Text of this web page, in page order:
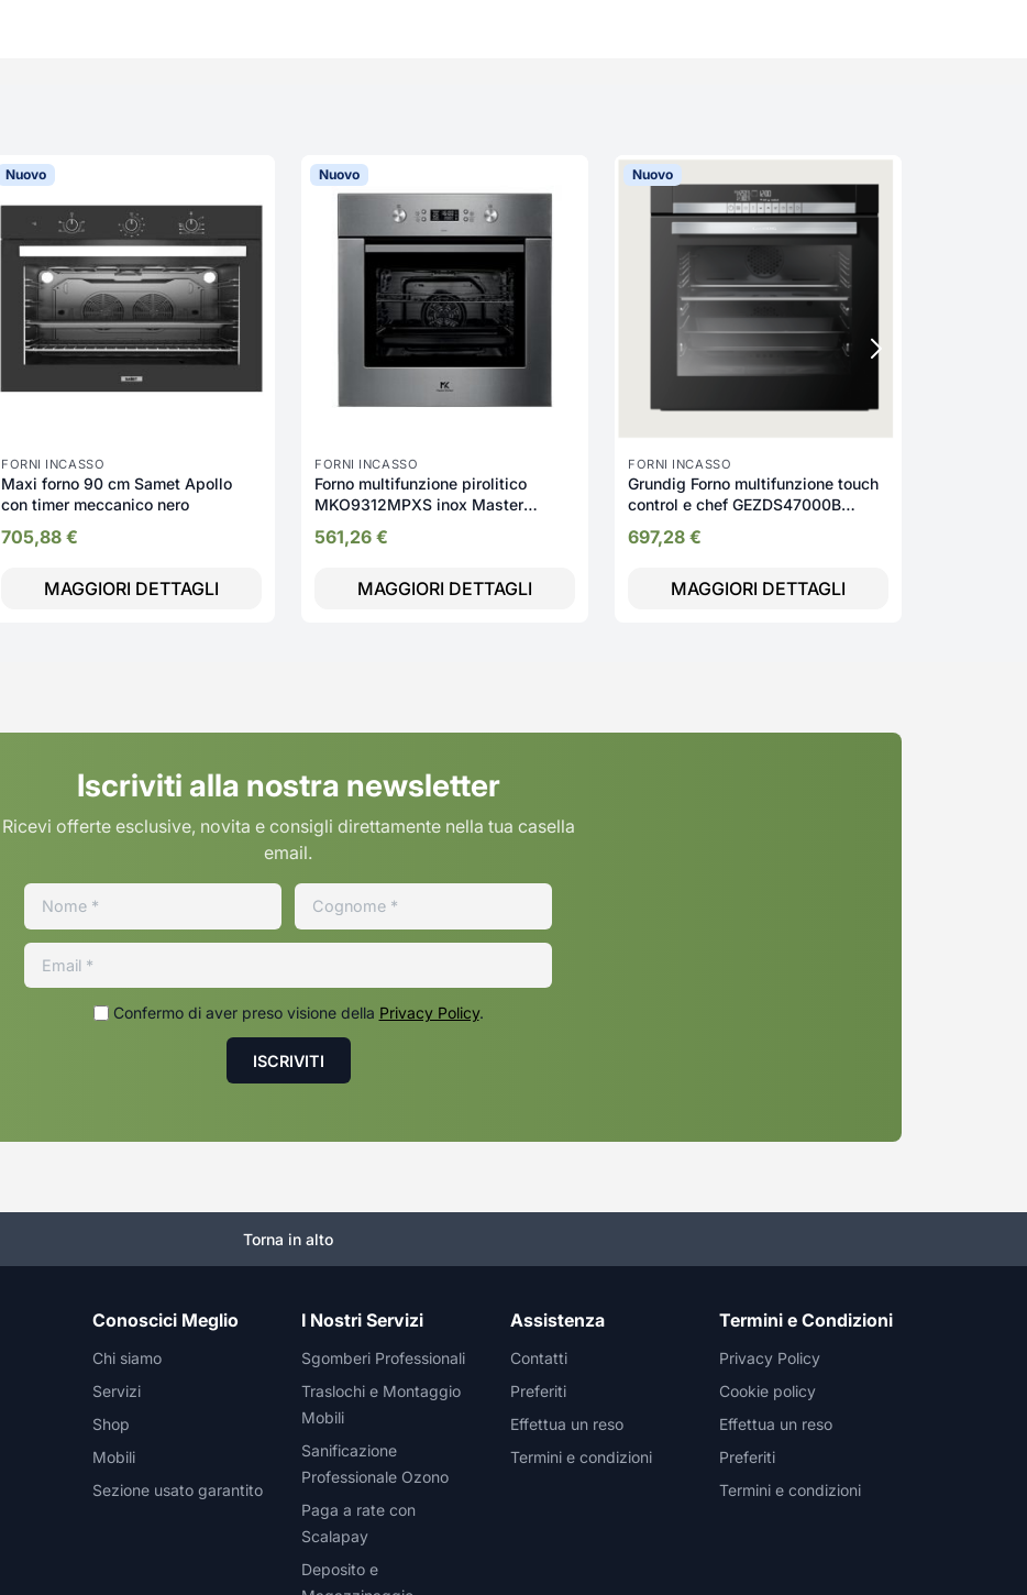
Nuovo
FORNI INCASSO
Maxi forno 90 cm Samet Apollo
con timer meccanico nero
705,88 €
MAGGIORI DETTAGLI
Nuovo
FORNI INCASSO
Forno multifunzione pirolitico
MKO9312MPXS inox Master
561,26 €
MAGGIORI DETTAGLI
Nuovo
FORNI INCASSO
Grundig Forno multifunzione touch
control e chef GEZDS47000B
697,28 €
MAGGIORI DETTAGLI
Iscriviti alla nostra newsletter
Ricevi offerte esclusive, novita e consigli direttamente nella tua casella
email.
Confermo di aver preso visione della Privacy Policy.
Torna in alto
Conoscici Meglio
Chi siamo
Servizi
Shop
Mobili
Sezione usato garantito
I Nostri Servizi
Sgomberi Professionali
Traslochi e Montaggio
Mobili
Sanificazione
Professionale Ozono
Paga a rate con
Scalapay
Deposito e
Assistenza
Contatti
Preferiti
Effettua un reso
Termini e condizioni
Termini e Condizioni
Privacy Policy
Cookie policy
Effettua un reso
Preferiti
Termini e condizioni